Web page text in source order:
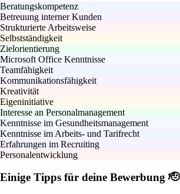
Beratungskompetenz
Betreuung interner Kunden
Strukturierte Arbeitsweise
Selbstständigkeit
Zielorientierung
Microsoft Office Kenntnisse
Teamfähigkeit
Kommunikationsfähigkeit
Kreativität
Eigeninitiative
Interesse an Personalmanagement
Kenntnisse im Gesundheitsmanagement
Kenntnisse im Arbeits- und Tarifrecht
Erfahrungen im Recruiting
Personalentwicklung
Einige Tipps für deine Bewerbung 🫡